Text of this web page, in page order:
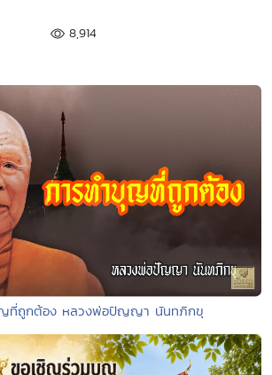
8,914
ญที่ถูกต้อง หลวงพ่อปัญญา นันทภิกขุ